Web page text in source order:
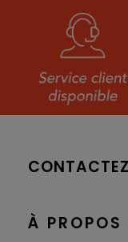
À PROPOS